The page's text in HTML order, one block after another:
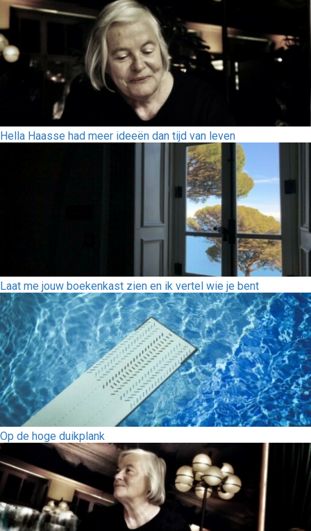
Hella Haasse had meer ideeën dan tijd van leven
Laat me jouw boekenkast zien en ik vertel wie je bent
Op de hoge duikplank